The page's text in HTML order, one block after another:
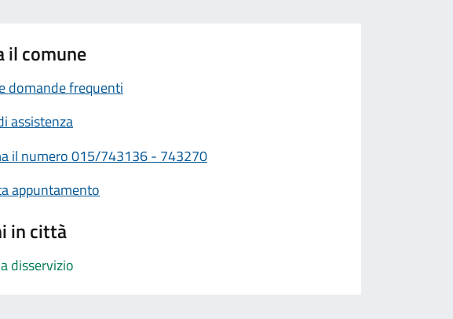
il comune
domande frequenti
assistenza
il numero 015/743136 - 743270
appuntamento
in città
disservizio